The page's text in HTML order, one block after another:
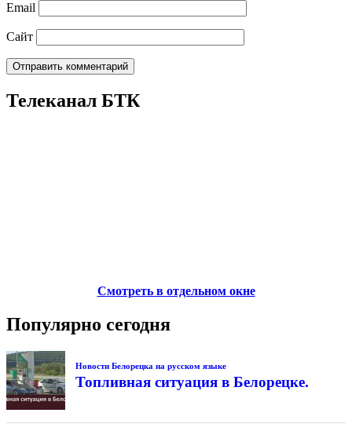
Email
Сайт
Телеканал БТК
Смотреть в отдельном окне
Популярно сегодня
Новости Белорецка на русском языке
Топливная ситуация в Белорецке.